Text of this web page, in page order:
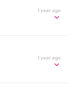
1 year ago
1 year ago